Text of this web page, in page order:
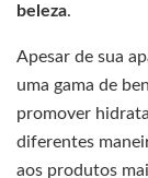
beleza.
Apesar de sua
uma gama de
promover
diferentes
aos produtos